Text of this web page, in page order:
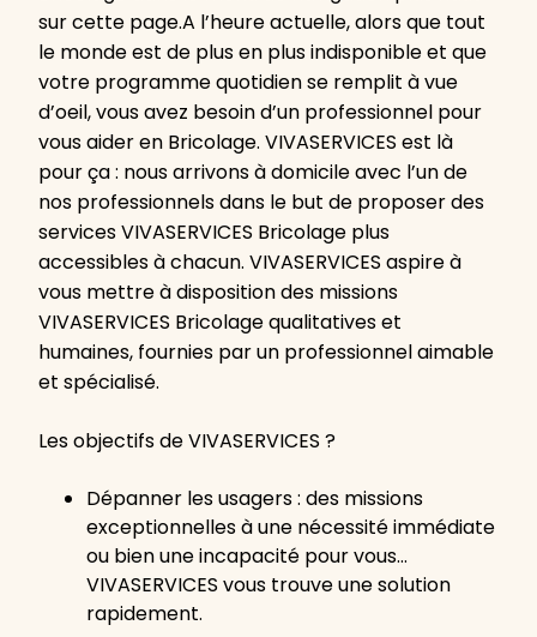
sur cette page.A l’heure actuelle, alors que tout
le monde est de plus en plus indisponible et que
votre programme quotidien se remplit à vue
d’oeil, vous avez besoin d’un professionnel pour
vous aider en Bricolage. VIVASERVICES est là
pour ça : nous arrivons à domicile avec l’un de
nos professionnels dans le but de proposer des
services VIVASERVICES Bricolage plus
accessibles à chacun. VIVASERVICES aspire à
vous mettre à disposition des missions
VIVASERVICES Bricolage qualitatives et
humaines, fournies par un professionnel aimable
et spécialisé.
Les objectifs de VIVASERVICES ?
Dépanner les usagers : des missions
exceptionnelles à une nécessité immédiate
ou bien une incapacité pour vous…
VIVASERVICES vous trouve une solution
rapidement.